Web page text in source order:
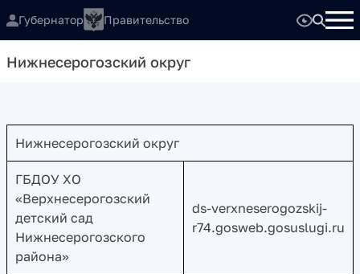
Губернатор Правительство
Нижнесерогозский округ
Нижнесерогозский округ
ГБДОУ ХО
«Верхнесерогозский
детский сад
Нижнесерогозского
района»
ds-verxneserogozskij-
r74.gosweb.gosuslugi.ru